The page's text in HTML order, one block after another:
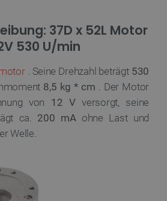
37D x 52L Motor
530 U/min
. Seine Drehzahl beträgt 530
8,5 kg * cm . Der Motor
von 12 Vversorgt, seine
ca. 200 mAohne Last und
Welle.